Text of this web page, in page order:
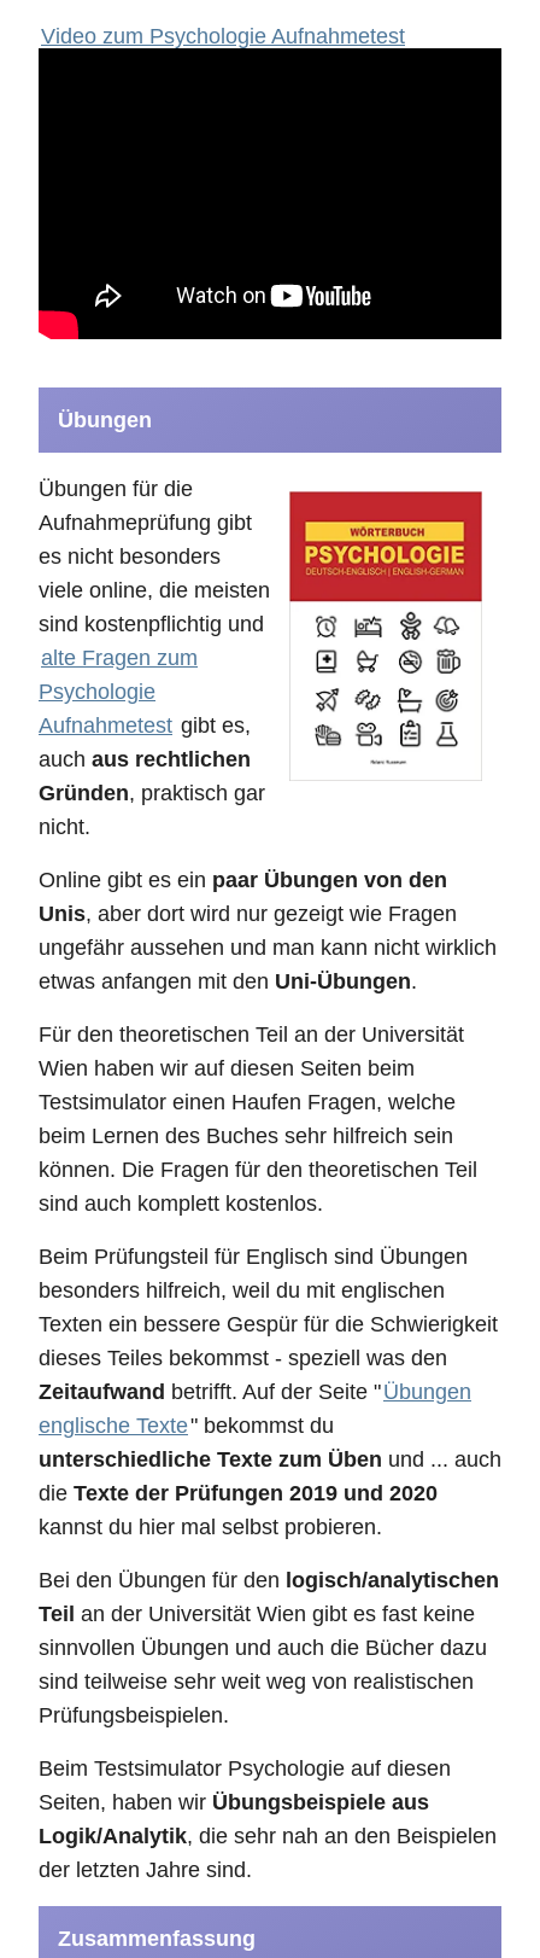
Video zum Psychologie Aufnahmetest
Übungen
Übungen für die
Aufnahmeprüfung gibt
es nicht besonders
viele online, die meisten
sind kostenpflichtig und
alte Fragen zum
Psychologie
Aufnahmetest gibt es,
auch aus rechtlichen
Gründen, praktisch gar
nicht.
Online gibt es ein paar Übungen von den
Unis, aber dort wird nur gezeigt wie Fragen
ungefähr aussehen und man kann nicht wirklich
etwas anfangen mit den Uni-Übungen.
Für den theoretischen Teil an der Universität
Wien haben wir auf diesen Seiten beim
Testsimulator einen Haufen Fragen, welche
beim Lernen des Buches sehr hilfreich sein
können. Die Fragen für den theoretischen Teil
sind auch komplett kostenlos.
Beim Prüfungsteil für Englisch sind Übungen
besonders hilfreich, weil du mit englischen
Texten ein bessere Gespür für die Schwierigkeit
dieses Teiles bekommst - speziell was den
Zeitaufwand betrifft. Auf der Seite "Übungen
englische Texte" bekommst du
unterschiedliche Texte zum Üben und ... auch
die Texte der Prüfungen 2019 und 2020
kannst du hier mal selbst probieren.
Bei den Übungen für den logisch/analytischen
Teil an der Universität Wien gibt es fast keine
sinnvollen Übungen und auch die Bücher dazu
sind teilweise sehr weit weg von realistischen
Prüfungsbeispielen.
Beim Testsimulator Psychologie auf diesen
Seiten, haben wir Übungsbeispiele aus
Logik/Analytik, die sehr nah an den Beispielen
der letzten Jahre sind.
Zusammenfassung